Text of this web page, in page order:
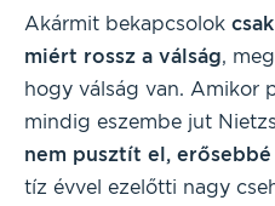
Akármit bekapcsolok
miért rossz a válság,
hogy válság van. Amikor
mindig eszembe jut
nem pusztít el,
tíz évvel ezelőtti nagy